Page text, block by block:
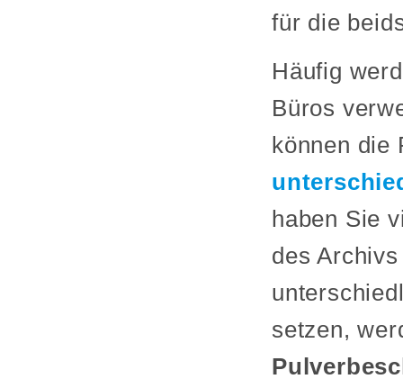
für die
Häufig
Büros
können die
haben Sie
des
setzen,